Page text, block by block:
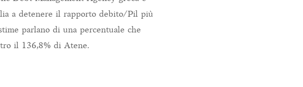
a detenere il rapporto debito/Pil più
parlano di una percentuale che
il 136,8% di Atene.